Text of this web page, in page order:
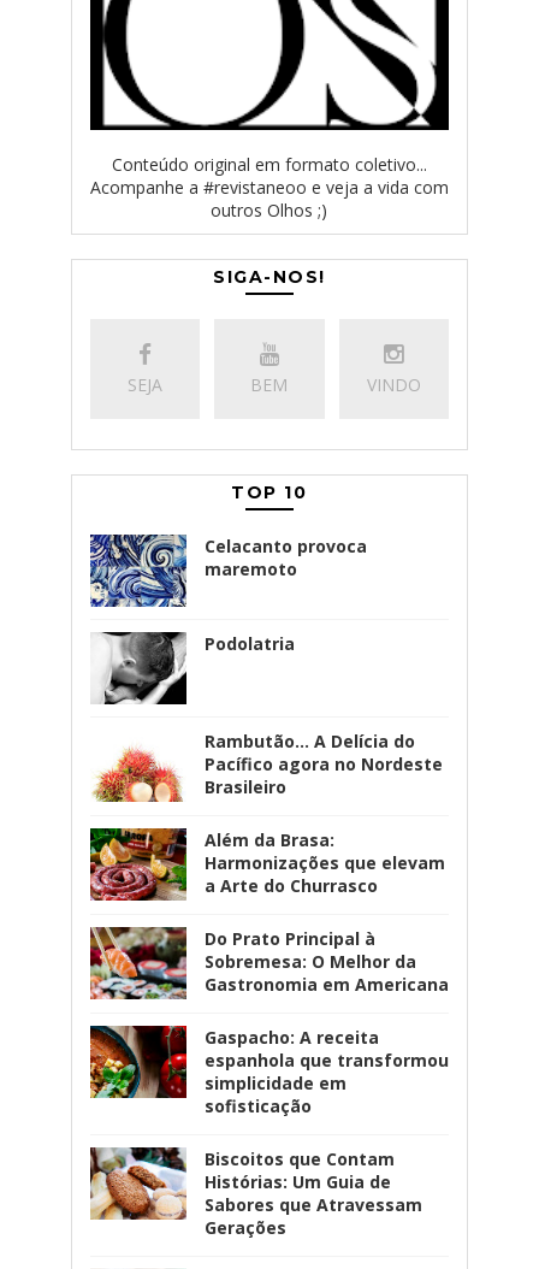
Conteúdo original em formato coletivo...
Acompanhe a #revistaneoo e veja a vida com
outros Olhos ;)
SIGA-NOS!
SEJA BEM VINDO
TOP 10
Celacanto provoca
maremoto
Podolatria
Rambutão... A Delícia do
Pacífico agora no Nordeste
Brasileiro
Além da Brasa:
Harmonizações que elevam
a Arte do Churrasco
Do Prato Principal à
Sobremesa: O Melhor da
Gastronomia em Americana
Gaspacho: A receita
espanhola que transformou
simplicidade em
sofisticação
Biscoitos que Contam
Histórias: Um Guia de
Sabores que Atravessam
Gerações